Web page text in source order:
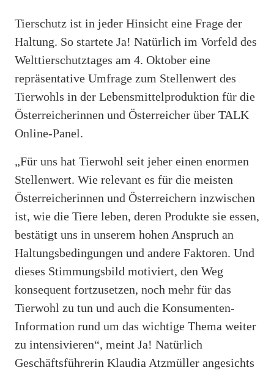
Tierschutz ist in jeder Hinsicht eine Frage der
Haltung. So startete Ja! Natürlich im Vorfeld des
Welttierschutztages am 4. Oktober eine
repräsentative Umfrage zum Stellenwert des
Tierwohls in der Lebensmittelproduktion für die
Österreicherinnen und Österreicher über TALK
Online-Panel.
„Für uns hat Tierwohl seit jeher einen enormen
Stellenwert. Wie relevant es für die meisten
Österreicherinnen und Österreichern inzwischen
ist, wie die Tiere leben, deren Produkte sie essen,
bestätigt uns in unserem hohen Anspruch an
Haltungsbedingungen und andere Faktoren. Und
dieses Stimmungsbild motiviert, den Weg
konsequent fortzusetzen, noch mehr für das
Tierwohl zu tun und auch die Konsumenten-
Information rund um das wichtige Thema weiter
zu intensivieren“, meint Ja! Natürlich
Geschäftsführerin Klaudia Atzmüller angesichts